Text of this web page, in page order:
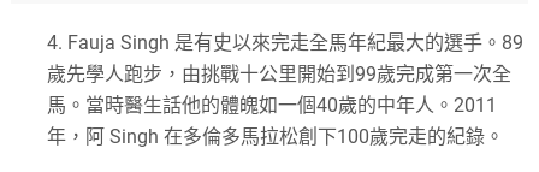
4. Fauja Singh 是有史以來完走全馬年紀最大的選手。 89
歲先學人跑步，由挑戰十公里開始到99歲完成第一次全
馬。當時醫生話他的體魄如一個40歲的中年人。 2011
年，阿Singh在多倫多馬拉松創下100歲完走的紀錄。